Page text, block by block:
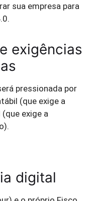
sua empresa para
exigências
pressionada por
(que exige a
exige a
digital